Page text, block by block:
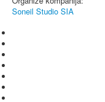
Soneil Studio SIA